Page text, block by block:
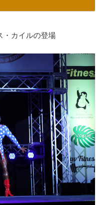
・カイルの登場